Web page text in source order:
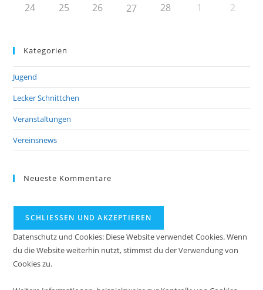
24 25 26 27 28 1 2
Kategorien
Jugend
Lecker Schnittchen
Veranstaltungen
Vereinsnews
Neueste Kommentare
Datenschutz und Cookies: Diese Website verwendet Cookies. Wenn
du die Website weiterhin nutzt, stimmst du der Verwendung von
Cookies zu.